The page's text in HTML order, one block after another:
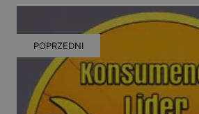
POPRZEDNI